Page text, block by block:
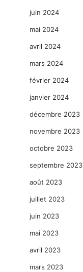
juin 2024
mai 2024
avril 2024
mars 2024
février 2024
janvier 2024
décembre 2023
novembre 2023
octobre 2023
septembre 2023
août 2023
juillet 2023
juin 2023
mai 2023
avril 2023
mars 2023